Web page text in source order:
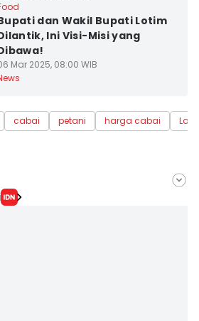
dan Wakil Bupati Lotim
Ini Visi-Misi yang
Mar 2025, 08:00 WIB
cabai petani harga cabai